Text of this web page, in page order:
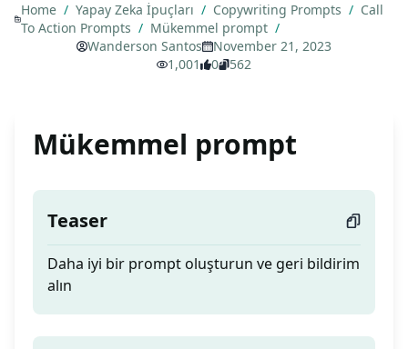
Home / Yapay Zeka İpuçları / Copywriting Prompts / Call
To Action Prompts / Mükemmel prompt /
Wanderson Santos
November 21, 2023
1,001
0 562
Mükemmel prompt
Teaser
Daha iyi bir prompt oluşturun ve geri bildirim
alın